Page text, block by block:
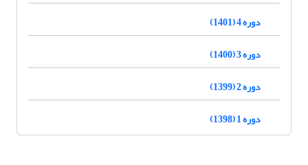
دوره 4 (1401)
دوره 3 (1400)
دوره 2 (1399)
دوره 1 (1398)